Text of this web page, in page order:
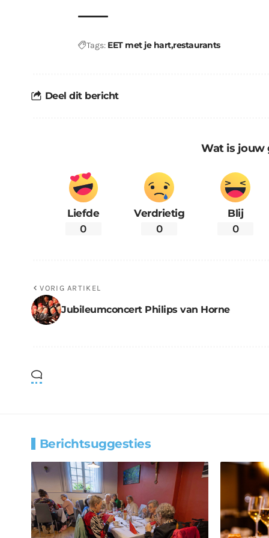
Tags: EET met je hartrestaurants
Deel dit bericht
Wat is jouw
Liefde
0
Verdrietig
0
Blij
0
VORIG ARTIKEL
Jubileumconcert Philips van Horne
Berichtsuggesties